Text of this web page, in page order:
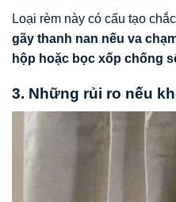
Loại rèm này có cấu tạo
gãy thanh nan nếu va
hộp hoặc bọc xốp chống
3. Những rủi ro nếu